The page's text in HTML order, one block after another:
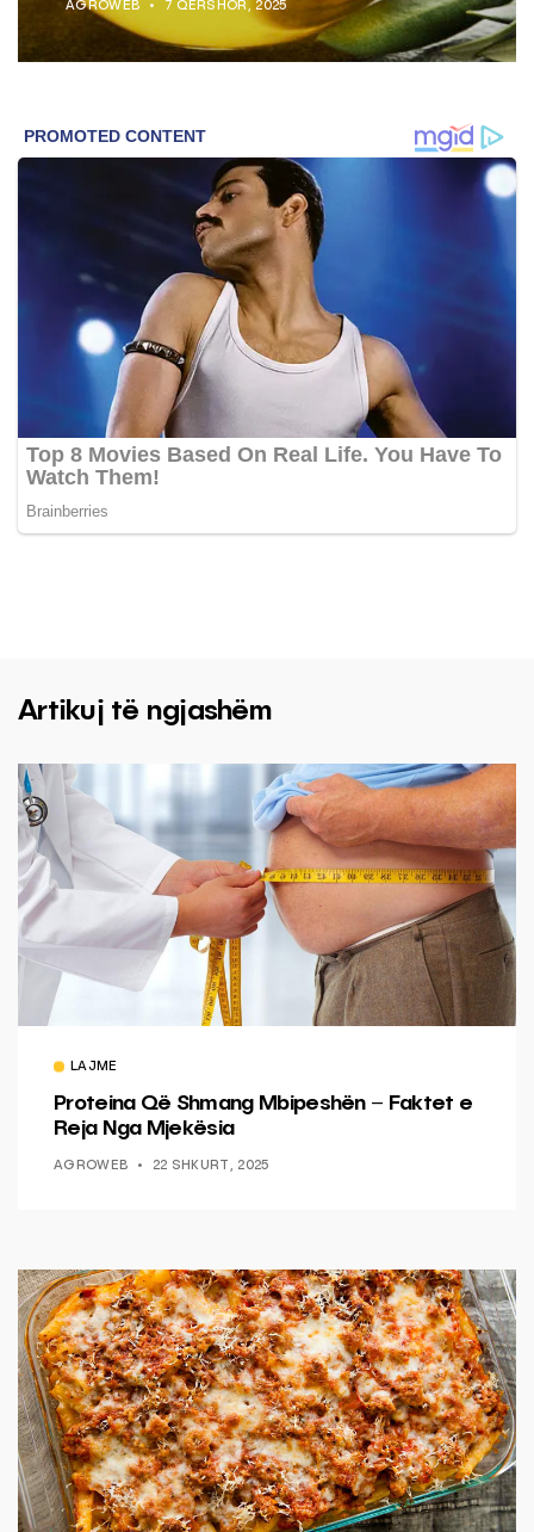
AGROWEB 7 QERSHOR, 2025
Artikuj të ngjashëm
LAJME
Proteina Që Shmang Mbipeshën – Faktet e
Reja Nga Mjekësia
AGROWEB 22 SHKURT, 2025